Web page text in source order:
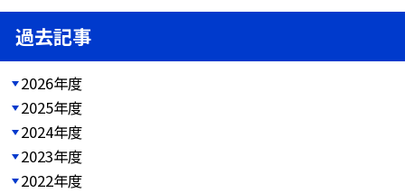
過去記事
2026年度
2025年度
2024年度
2023年度
2022年度